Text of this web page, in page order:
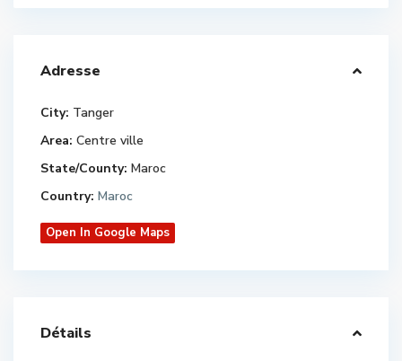
Adresse
City: Tanger
Area: Centre ville
State/County: Maroc
Country: Maroc
Open In Google Maps
Détails